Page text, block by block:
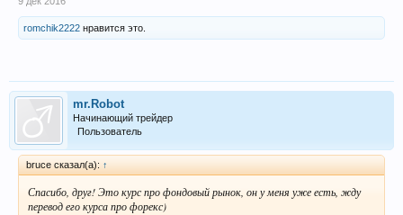
romchik2222 нравится это.
mr.Robot
Начинающий трейдер
Пользователь
bruce сказал(а): ↑
Спасибо, друг! Это курс про фондовый рынок, он у меня уже есть, жду
перевод его курса про форекс)